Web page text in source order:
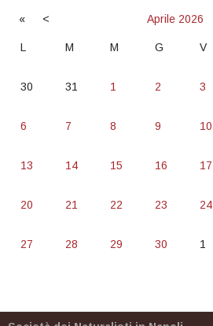
« < Aprile 2026
L M M G V
30 31 1 2 3
6 7 8 9 10
13 14 15 16 17
20 21 22 23 24
27 28 29 30 1